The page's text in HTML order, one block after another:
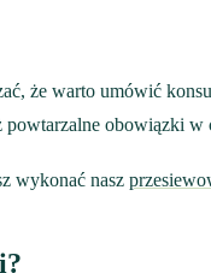
że warto umówić
powtarzalne obowiązki
wykonać nasz